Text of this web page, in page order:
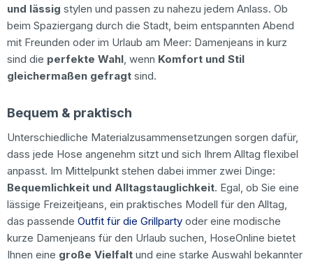
und lässig stylen und passen zu nahezu jedem Anlass. Ob
beim Spaziergang durch die Stadt, beim entspannten Abend
mit Freunden oder im Urlaub am Meer: Damenjeans in kurz
sind die perfekte Wahl, wenn Komfort und Stil
gleichermaßen gefragt sind.
Bequem & praktisch
Unterschiedliche Materialzusammensetzungen sorgen dafür,
dass jede Hose angenehm sitzt und sich Ihrem Alltag flexibel
anpasst. Im Mittelpunkt stehen dabei immer zwei Dinge:
Bequemlichkeit und Alltagstauglichkeit. Egal, ob Sie eine
lässige Freizeitjeans, ein praktisches Modell für den Alltag,
das passende Outfit für die Grillparty oder eine modische
kurze Damenjeans für den Urlaub suchen, HoseOnline bietet
Ihnen eine große Vielfalt und eine starke Auswahl bekannter